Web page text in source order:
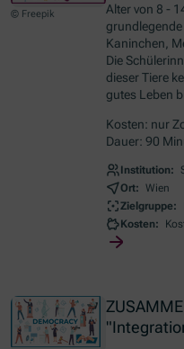
© Freepik
Alter von 8 -
Kaninchen,
Die
dieser Tiere
gutes Leben
Kosten: nur
Dauer: 90
Institution:
Ort: Wien
Zielgruppe:
Kosten: